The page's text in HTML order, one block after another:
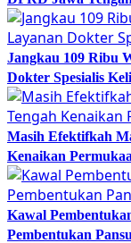
Jangkau 109 Ribu
Dokter Spesialis
Masih Efektifkah
Kenaikan
Kawal
Pembentukan